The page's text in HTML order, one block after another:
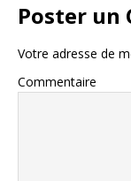
Poster un
Votre adresse de
Commentaire